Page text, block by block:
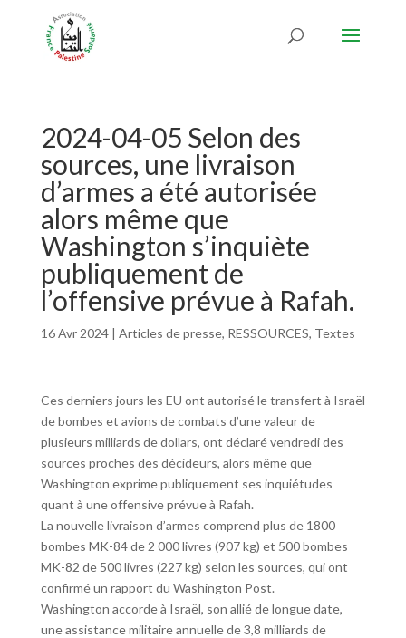
2024-04-05 Selon des
sources, une livraison
d’armes a été autorisée
alors même que
Washington s’inquiète
publiquement de
l’offensive prévue à Rafah.
16 Avr 2024| Articles de presse, RESSOURCES, Textes
Ces derniers jours les EU ont autorisé le transfert à Israël
de bombes et avions de combats d’une valeur de
plusieurs milliards de dollars, ont déclaré vendredi des
sources proches des décideurs, alors même que
Washington exprime publiquement ses inquiétudes
quant à une offensive prévue à Rafah.
La nouvelle livraison d’armes comprend plus de 1800
bombes MK-84 de 2 000 livres (907 kg) et 500 bombes
MK-82 de 500 livres (227 kg) selon les sources, qui ont
confirmé un rapport du Washington Post.
Washington accorde à Israël, son allié de longue date,
une assistance militaire annuelle de 3,8 milliards de